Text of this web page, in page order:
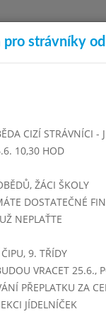
okres
3. 2. 2020
pro strávníky
CIZÍ STRÁVNÍCI -
10,30 HOD
ŽÁCI ŠKOLY
DOSTATEČNÉ
NEPLAŤTE
9. TŘÍDY
VRACET 25.6.,
PŘEPLATKU ZA
JÍDELNÍČEK